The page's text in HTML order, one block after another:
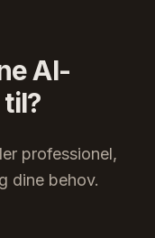
AI-
professionel,
dine behov.